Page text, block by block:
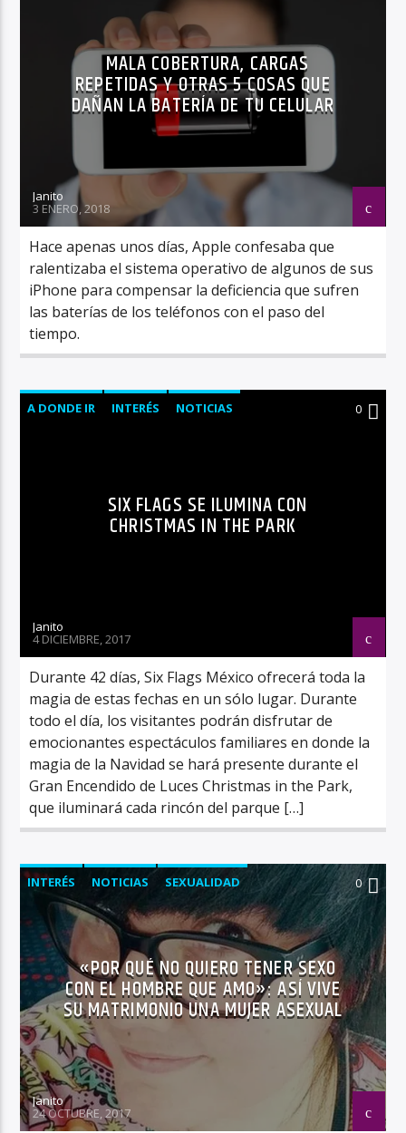
MALA COBERTURA, CARGAS
REPETIDAS Y OTRAS 5 COSAS QUE
DAÑAN LA BATERÍA DE TU CELULAR
Janito
3 ENERO, 2018
Hace apenas unos días, Apple confesaba que
ralentizaba el sistema operativo de algunos de sus
iPhone para compensar la deficiencia que sufren
las baterías de los teléfonos con el paso del
tiempo.
A DONDE IR INTERÉS NOTICIAS 0
SIX FLAGS SE ILUMINA CON
CHRISTMAS IN THE PARK
Janito
4 DICIEMBRE, 2017
Durante 42 días, Six Flags México ofrecerá toda la
magia de estas fechas en un sólo lugar. Durante
todo el día, los visitantes podrán disfrutar de
emocionantes espectáculos familiares en donde la
magia de la Navidad se hará presente durante el
Gran Encendido de Luces Christmas in the Park,
que iluminará cada rincón del parque […]
INTERÉS NOTICIAS SEXUALIDAD 0
«POR QUÉ NO QUIERO TENER SEXO
CON EL HOMBRE QUE AMO»: ASÍ VIVE
SU MATRIMONIO UNA MUJER ASEXUAL
Janito
24 OCTUBRE, 2017